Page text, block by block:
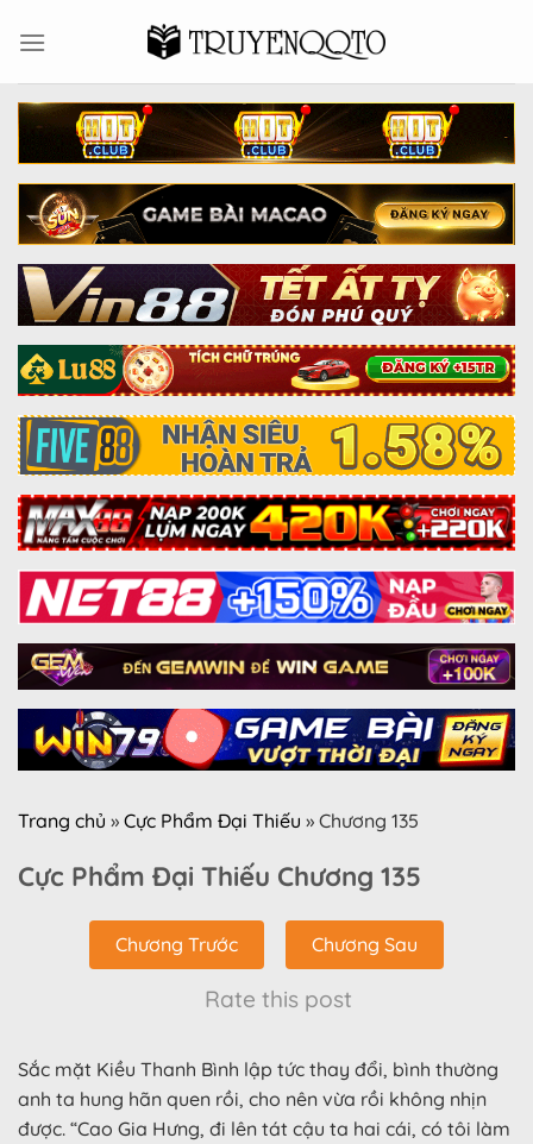
Trang chủ » Cực Phẩm Đại Thiếu » Chương 135
Cực Phẩm Đại Thiếu Chương 135
Chương Trước Chương Sau
Rate this post
Sắc mặt Kiều Thanh Bình lập tức thay đổi, bình thường
anh ta hung hãn quen rồi, cho nên vừa rồi không nhịn
được. “Cao Gia Hưng, đi lên tát cậu ta hai cái, có tôi làm